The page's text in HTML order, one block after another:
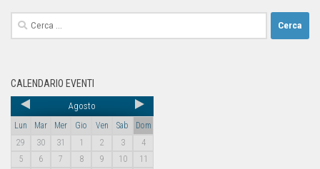
CALENDARIO EVENTI
Agosto
Lun Mar Mer Gio Ven Sab
Dom
29
30 31 1 2 3
4
5
6 7 8 9 10
11